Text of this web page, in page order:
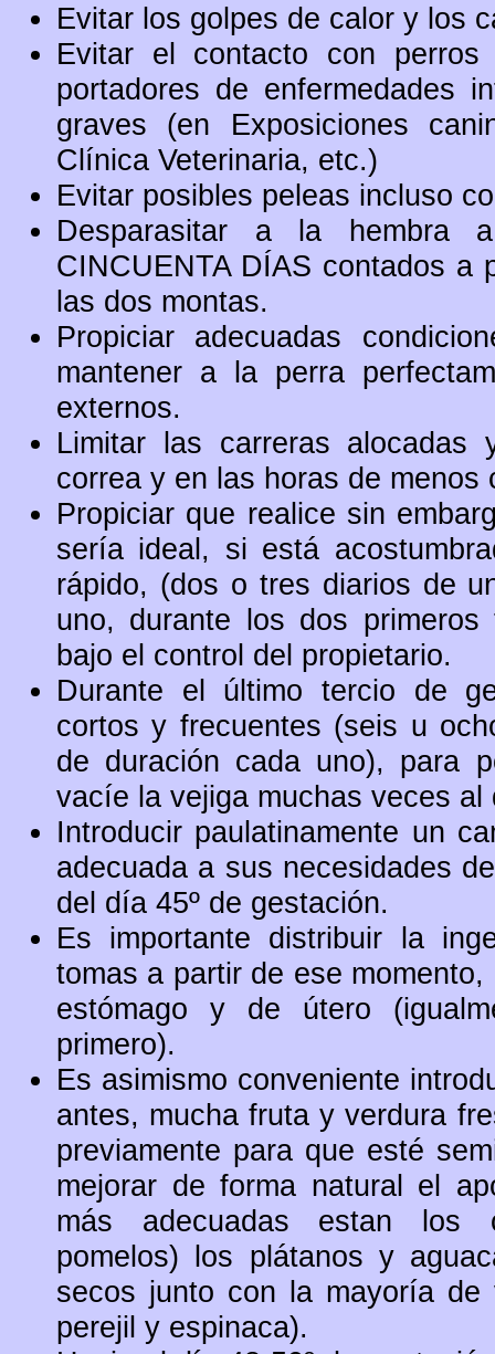
Evitar los golpes de calor y los
Evitar el contacto con perros
portadores de enfermedades
graves (en Exposiciones
Clínica Veterinaria, etc.)
Evitar posibles peleas incluso
Desparasitar a la
CINCUENTA DÍAS contados a
las dos montas.
Propiciar adecuadas
mantener a la perra
externos.
Limitar las carreras
correa y en las horas de menos
Propiciar que realice sin
sería ideal, si está
rápido, (dos o tres diarios de
uno, durante los dos
bajo el control del propietario.
Durante el último tercio de
cortos y frecuentes (seis u
de duración cada uno), para
vacíe la vejiga muchas veces al
Introducir paulatinamente un
adecuada a sus necesidades
del día 45º de gestación.
Es importante distribuir la
tomas a partir de ese
estómago y de útero
primero).
Es asimismo conveniente
antes, mucha fruta y verdura
previamente para que esté
mejorar de forma natural el
más adecuadas estan los
pomelos) los plátanos y
secos junto con la mayoría
perejil y espinaca).